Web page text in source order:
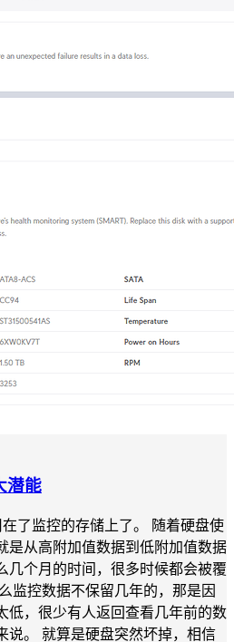
潜能
了监控的存储上了。 随着硬盘使
是从高附加值数据到低附加值数据
几个月的时间，很多时候都会被覆
监控数据不保留几年的，那是因
低，很少有人返回查看几年前的数
说。 就算是硬盘突然坏掉，相信